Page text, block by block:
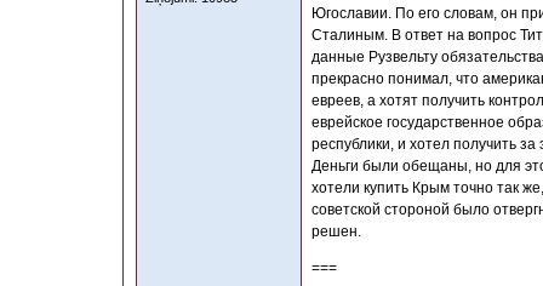
Югославии. По его словам, он
Сталиным. В ответ на вопрос
данные Рузвельту
прекрасно понимал, что
евреев, а хотят получить
еврейское государственное
республики, и хотел получить
Деньги были обещаны, но для
хотели купить Крым точно так
советской стороной было
решен.
===